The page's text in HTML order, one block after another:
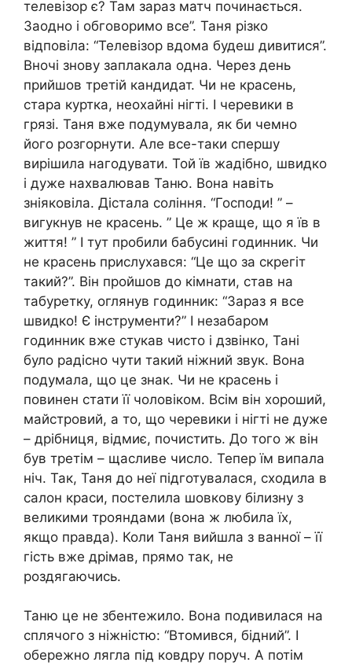
телевізор є? Там зараз матч починається.
Заодно і обговоримо все”. Таня різко
відповіла: “Телевізор вдома будеш дивитися”.
Вночі знову заплакала одна. Через день
прийшов третій кандидат. Чи не красень,
стара куртка, неохайні нігті. І черевики в
грязі. Таня вже подумувала, як би чемно
його розгорнути. Але все-таки спершу
вирішила нагодувати. Той їв жадібно, швидко
і дуже нахвалював Таню. Вона навіть
зніяковіла. Дістала соління. “Господи! ” –
вигукнув не красень. ” Це ж краще, що я їв в
життя! ” І тут пробили бабусині годинник. Чи
не красень прислухався: “Це що за скрегіт
такий?”. Він пройшов до кімнати, став на
табуретку, оглянув годинник: “Зараз я все
швидко! Є інструменти?” І незабаром
годинник вже стукав чисто і дзвінко, Тані
було радісно чути такий ніжний звук. Вона
подумала, що це знак. Чи не красень і
повинен стати її чоловіком. Всім він хороший,
майстровий, а то, що черевики і нігті не дуже
– дрібниця, відмиє, почистить. До того ж він
був третім – щасливе число. Тепер їм випала
ніч. Так, Таня до неї підготувалася, сходила в
салон краси, постелила шовкову білизну з
великими трояндами (вона ж любила їх,
якщо правда). Коли Таня вийшла з ванної – її
гість вже дрімав, прямо так, не
роздягаючись.
Таню це не збентежило. Вона подивилася на
сплячого з ніжністю: “Втомився, бідний”. І
обережно лягла під ковдру поруч. А потім